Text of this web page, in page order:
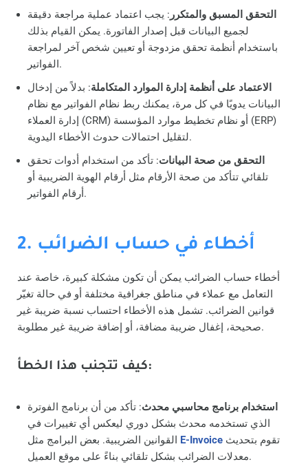
التحقق المسبق والمتكرر : يجب اعتماد عملية مراجعة دقيقة
لجميع البيانات قبل إصدار الفاتورة. يمكن القيام بذلك
باستخدام أنظمة تحقق مزدوجة أو تعيين شخص آخر لمراجعة
الفواتير.
الاعتماد على أنظمة إدارة الموارد المتكاملة: بدلاً من إدخال
البيانات يدويًا في كل مرة، يمكنك ربط نظام الفواتير مع نظام
إدارة العملاء (CRM) أو نظام تخطيط موارد المؤسسة (ERP)
لتقليل احتمالات حدوث الأخطاء اليدوية.
التحقق من صحة البيانات: تأكد من استخدام أدوات تحقق
تلقائي تتأكد من صحة الأرقام مثل أرقام الهوية الضريبية أو
أرقام الفواتير.
2. أخطاء في حساب الضرائب
أخطاء حساب الضرائب يمكن أن تكون مشكلة كبيرة، خاصة عند
التعامل مع عملاء في مناطق جغرافية مختلفة أو في حالة تغيّر
قوانين الضرائب. تشمل هذه الأخطاء احتساب نسبة ضريبة غير
صحيحة، إغفال ضريبة مضافة، أو إضافة ضريبة غير مطلوبة.
كيف تتجنب هذا الخطأ:
استخدام برنامج محاسبي محدث: تأكد من أن برنامج الفوترة
الذي تستخدمه محدث بشكل دوري ليعكس أي تغييرات في
E-Invoice
معدلات الضرائب بشكل تلقائي بناءً على موقع العميل.